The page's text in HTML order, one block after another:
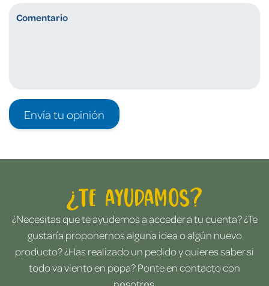
Envía tu opinión
¿Te ayudamos?
¿Necesitas que te ayudemos a acceder a tu cuenta? ¿Te
gustaría proponernos alguna idea o algún nuevo
producto? ¿Has realizado un pedido y quieres saber si
todo va viento en popa? Ponte en contacto con